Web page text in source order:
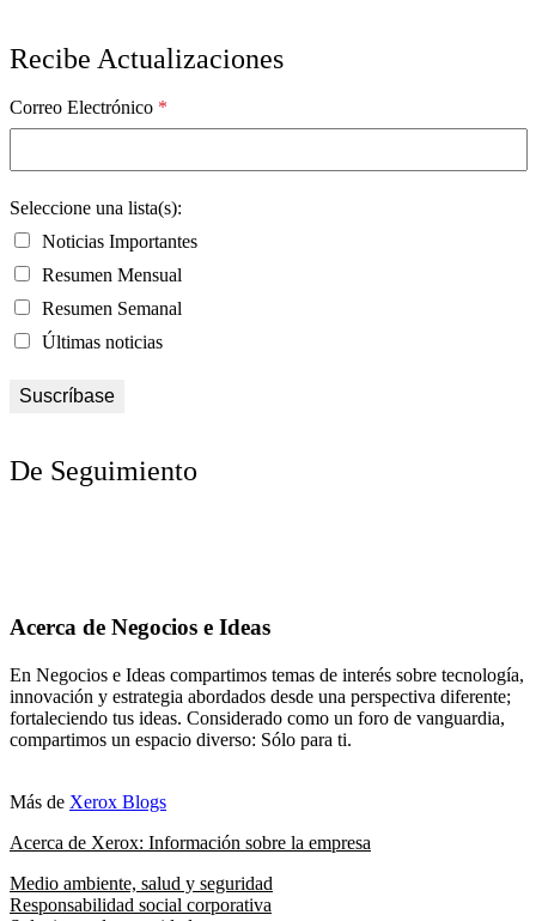
Recibe Actualizaciones
Correo Electrónico *
Seleccione una lista(s):
Noticias Importantes
Resumen Mensual
Resumen Semanal
Últimas noticias
De Seguimiento
Acerca de Negocios e Ideas
En Negocios e Ideas compartimos temas de interés sobre tecnología,
innovación y estrategia abordados desde una perspectiva diferente;
fortaleciendo tus ideas. Considerado como un foro de vanguardia,
compartimos un espacio diverso: Sólo para ti.
Más de Xerox Blogs
Acerca de Xerox: Información sobre la empresa
Medio ambiente, salud y seguridad
Responsabilidad social corporativa